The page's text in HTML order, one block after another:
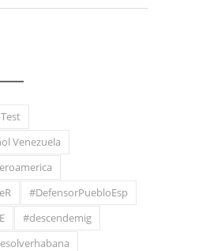
Venezuela
#DefensorPuebloEsp
#descendemig